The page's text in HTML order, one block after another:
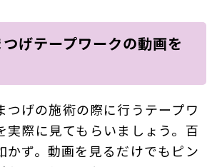
げテープワークの動画を
つげの施術の際に行うテープワ
実際に見てもらいましょう。百
かず。動画を見るだけでもピン